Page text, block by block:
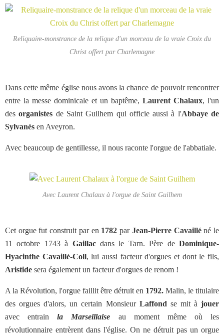
Reliquaire-monstrance de la relique d'un morceau de la vraie Croix du
Christ offert par Charlemagne
Dans cette même église nous avons la chance de pouvoir rencontrer
entre la messe dominicale et un baptême, Laurent Chalaux, l'un
desorganistes de Saint Guilhem qui officie aussi à l'Abbaye de
Sylvanès en Aveyron.
Avec beaucoup de gentillesse, il nous raconte l'orgue de l'abbatiale.
Avec Laurent Chalaux à l'orgue de Saint Guilhem
Cet orgue fut construit par en 1782 par Jean-Pierre Cavailléné le
11 octobre 1743 à Gaillacdans le Tarn. Père deDominique-
Hyacinthe Cavaillé-Coll, lui aussi facteur d'orgues et dont le fils,
Aristide sera également un facteur d'orgues de renom !
A la Révolution, l'orgue faillit être détruit en 1792. Malin, le titulaire
des orgues d'alors, un certain Monsieur Laffond se mit àjouer
avec entrainla Marseillaise au moment même où les
révolutionnaire entrèrent dans l'église. On ne détruit pas un orgue